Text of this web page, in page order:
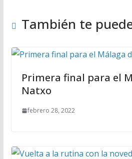
También te
Primera final para el
Natxo
febrero 28, 2022